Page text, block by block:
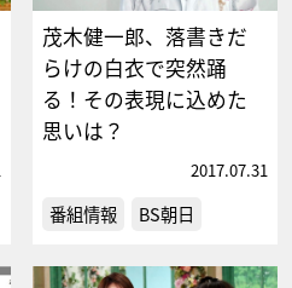
茂木健一郎、落書きだ
らけの白衣で突然踊
る！その表現に込めた
思いは？
2017.07.31
番組情報 BS朝日